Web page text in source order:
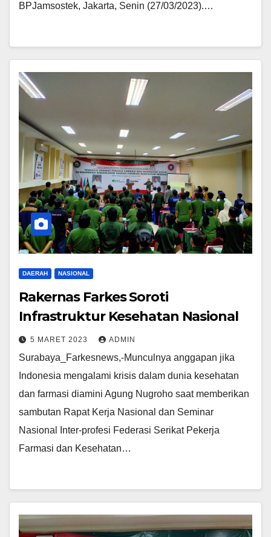
BPJamsostek, Jakarta, Senin (27/03/2023).…
DAERAH NASIONAL
Rakernas Farkes Soroti
Infrastruktur Kesehatan Nasional
5 MARET 2023 ADMIN
Surabaya_Farkesnews,-Munculnya anggapan jika
Indonesia mengalami krisis dalam dunia kesehatan
dan farmasi diamini Agung Nugroho saat memberikan
sambutan Rapat Kerja Nasional dan Seminar
Nasional Inter-profesi Federasi Serikat Pekerja
Farmasi dan Kesehatan…